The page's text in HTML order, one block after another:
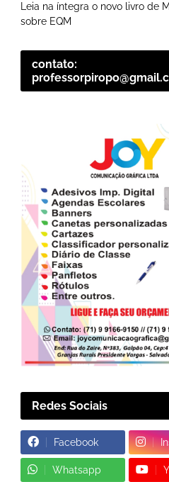
Leia na íntegra o novo livro de
sobre EQM
contato:
Redes Sociais
Facebook
Whatsapp